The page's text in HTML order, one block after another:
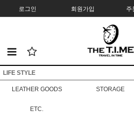
로그인 회원가입 주
LIFE STYLE
LEATHER GOODS STORAGE
ETC.